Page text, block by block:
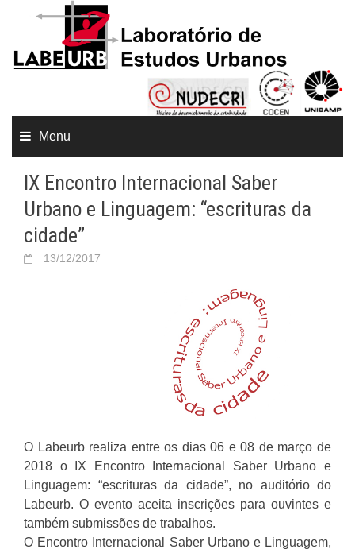
Menu
IX Encontro Internacional Saber
Urbano e Linguagem: “escrituras da
cidade”
13/12/2017
O Labeurb realiza entre os dias 06 e 08 de março de
2018 o IX Encontro Internacional Saber Urbano e
Linguagem: “escrituras da cidade”, no auditório do
Labeurb. O evento aceita inscrições para ouvintes e
também submissões de trabalhos.
O Encontro Internacional Saber Urbano e Linguagem,